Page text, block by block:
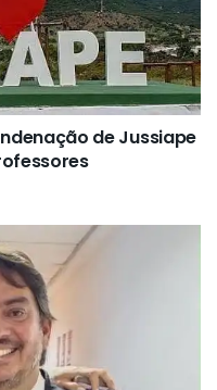
de Jussiape